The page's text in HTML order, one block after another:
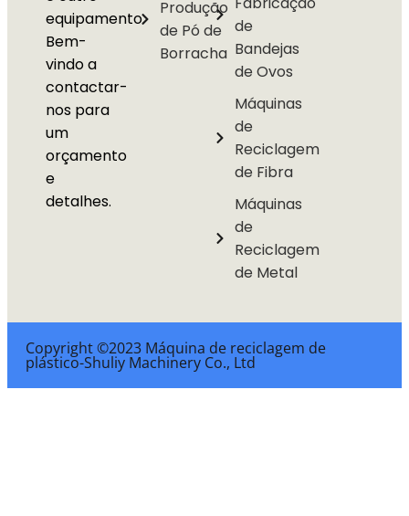
equipamento.
Bem-
vindo a
contactar-
nos para
um
orçamento
e
detalhes.
Produção
de Pó de
Borracha
de
Bandejas
de Ovos
Máquinas
de
Reciclagem
de Fibra
Máquinas
de
Reciclagem
de Metal
Copyright ©2023 Máquina de reciclagem de
plástico-Shuliy Machinery Co., Ltd